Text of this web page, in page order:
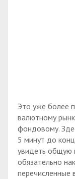
Это уже более
валютному
фондовому.
5 минут до
увидеть общую
обязательно
перечисленные